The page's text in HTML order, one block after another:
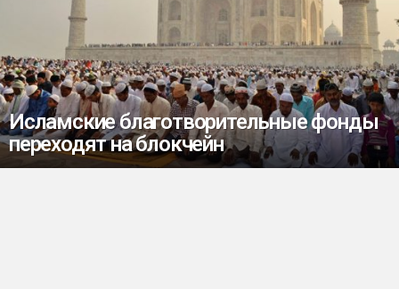
Исламские благотворительные фонды
переходят на блокчейн